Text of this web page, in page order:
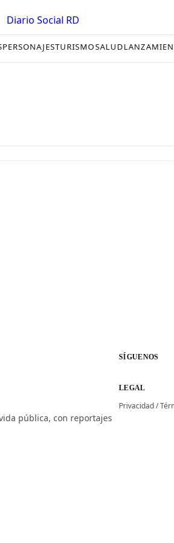
PERSONAJESTURISMOSALUD
pública, con reportajes
SÍGUENOS
LEGAL
Privacidad/